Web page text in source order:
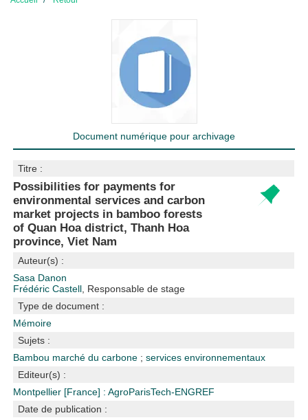
Document numérique pour archivage
Titre :
Possibilities for payments for
environmental services and carbon
market projects in bamboo forests
of Quan Hoa district, Thanh Hoa
province, Viet Nam
Auteur(s) :
Sasa Danon
Frédéric Castell , Responsable de stage
Type de document :
Mémoire
Sujets :
Bambou marché du carbone ;services environnementaux
Editeur(s) :
Montpellier [France] : AgroParisTech-ENGREF
Date de publication :